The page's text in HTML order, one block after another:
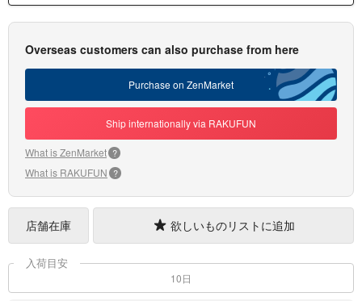
Overseas customers can also purchase from here
Purchase on ZenMarket
Ship internationally via RAKUFUN
What is ZenMarket ?
What is RAKUFUN ?
店舗在庫 欲しいものリストに追加
入荷目安
10日